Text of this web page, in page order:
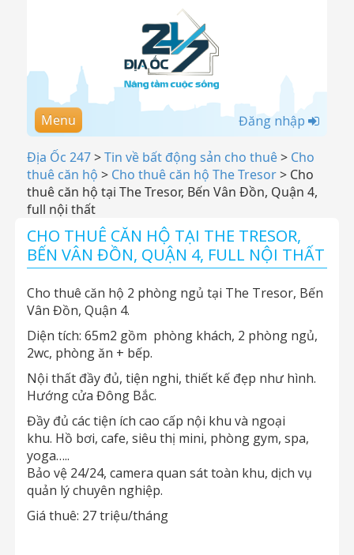
Menu Đăng nhập
Địa Ốc 247>Tin về bất động sản cho thuê> Cho
thuê căn hộ > Cho thuê căn hộ The Tresor> Cho
thuê căn hộ tại The Tresor, Bến Vân Đồn, Quận 4,
full nội thất
CHO THUÊ CĂN HỘ TẠI THE TRESOR,
BẾN VÂN ĐỒN, QUẬN 4, FULL NỘI THẤT
Cho thuê căn hộ 2 phòng ngủ tại The Tresor, Bến
Vân Đồn, Quận 4.
Diện tích: 65m2 gồm phòng khách, 2 phòng ngủ,
2wc, phòng ăn + bếp.
Nội thất đầy đủ, tiện nghi, thiết kế đẹp như hình.
Hướng cửa Đông Bắc.
Đầy đủ các tiện ích cao cấp nội khu và ngoại
khu. Hồ bơi, cafe, siêu thị mini, phòng gym, spa,
yoga…..
Bảo vệ 24/24, camera quan sát toàn khu, dịch vụ
quản lý chuyên nghiệp.
Giá thuê: 27 triệu/tháng